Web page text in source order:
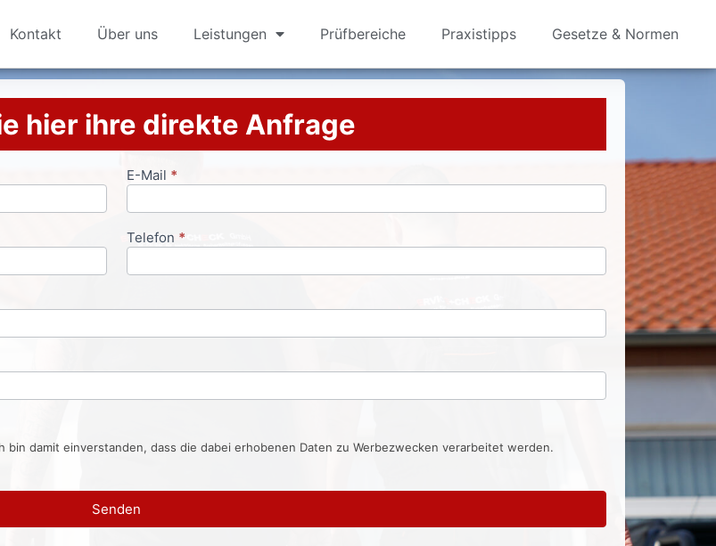
Kontakt Über uns Leistungen Prüfbereiche Praxistipps Gesetze & Normen
hier ihre direkte Anfrage
E-Mail *
Telefon *
bin damit einverstanden, dass die dabei erhobenen Daten zu Werbezwecken verarbeitet werden.
Senden